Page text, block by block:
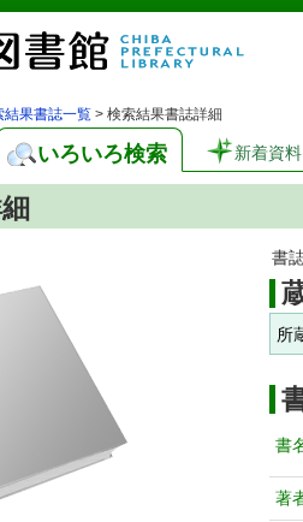
結果書誌一覧 > 検索結果書誌詳細
いろいろ検索 新着資料
書
所
書
著